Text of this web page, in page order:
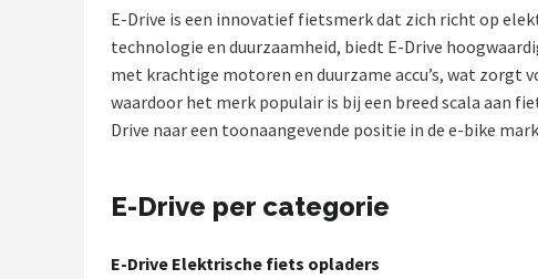
Fietsroutes
Kinderfietsen
Elektrische fietsen
Mountainbikes
E-Drive is een innovatief fietsmerk dat zich richt op
technologie en duurzaamheid, biedt E-Drive
met krachtige motoren en duurzame accu’s, wat
waardoor het merk populair is bij een breed scala aan
Drive naar een toonaangevende positie in de e-bike
E-Drive per categorie
E-Drive Elektrische fiets opladers